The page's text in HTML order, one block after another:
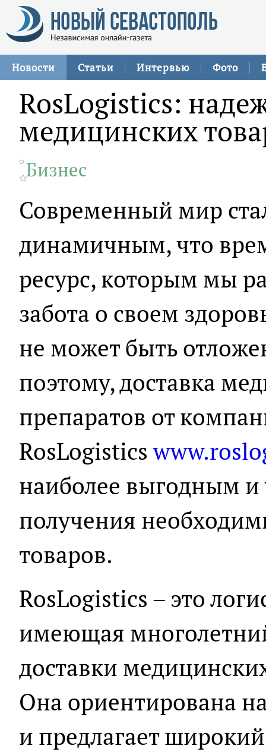
Новости Статьи Интервью Фото
RosLogistics:
медицинских
Бизнес
Современный мир
динамичным, что
ресурс, которым мы
забота о своем
не может быть
поэтому, доставка
препаратов от
RosLogistics
наиболее выгодным
получения
товаров.
RosLogistics – это
имеющая
доставки
Она ориентирована
и предлагает